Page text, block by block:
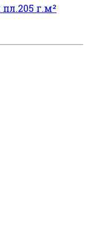
г.м²